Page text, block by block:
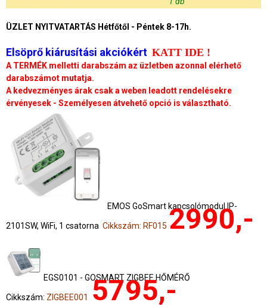
ÜZLET NYITVATARTÁS Hétfőtől - Péntek 8-17h.
Elsöprő kiárusítási akciókért KATT IDE !
A TERMÉK melletti darabszám az üzletben azonnal elérhető
darabszámot mutatja.
A kedvezményes árak csak a weben leadott rendelésekre
érvényesek - Személyesen átvehető opció is választható.
EMOS GoSmart kapcsolómodul IP-
2101SW, WiFi, 1 csatorna Cikkszám: RF015 2990,-
EGS0101 - GOSMART ZIGBEE HŐMÉRŐ
Cikkszám: ZIGBEE001 5795,-